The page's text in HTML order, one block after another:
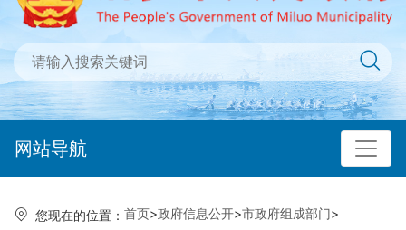
网站导航
您现在的位置： 首页>政府信息公开>市政府组成部门>